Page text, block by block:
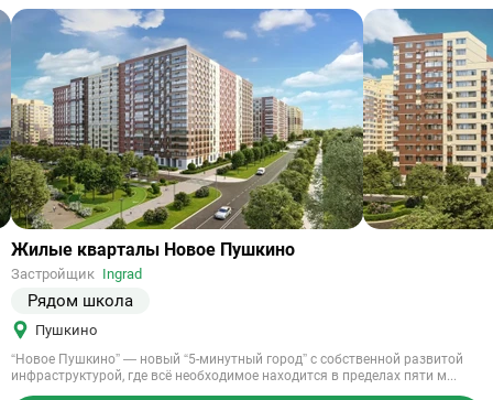
Ссылка
объект
Жилые кварталы Новое Пушкино
Застройщик Ingrad
Рядом школа
Пушкино
“Новое Пушкино” — новый “5-минутный город” с собственной развитой
инфраструктурой, где всё необходимое находится в пределах пяти м...